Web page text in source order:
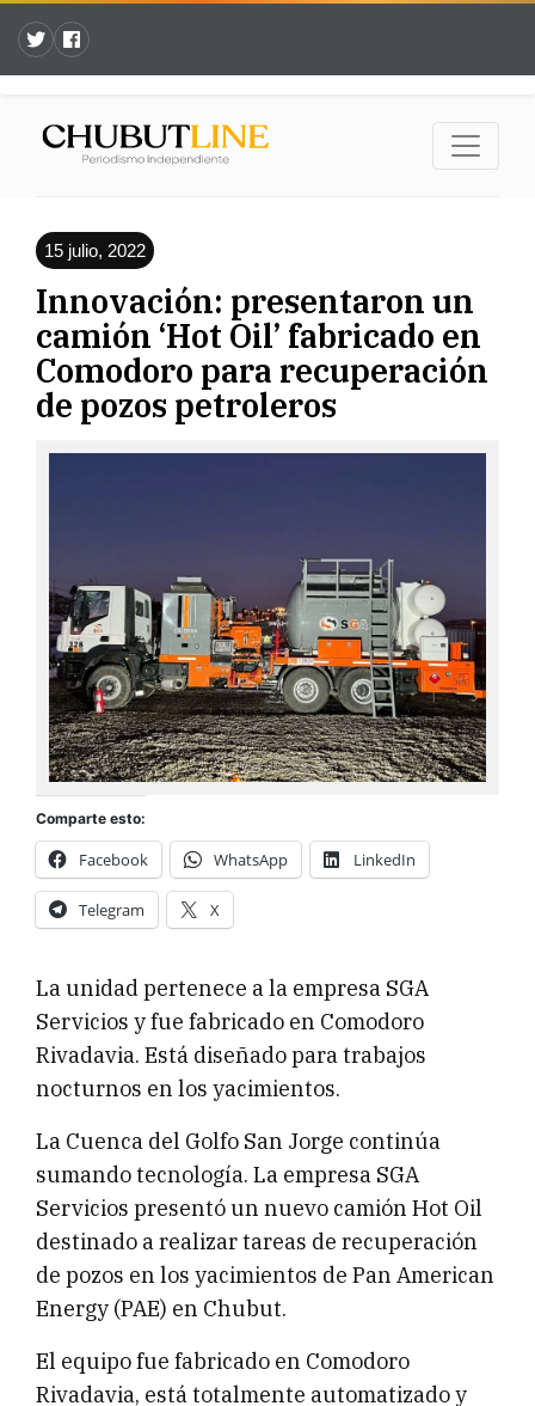
15 julio, 2022
Innovación: presentaron un
camión ‘Hot Oil’ fabricado en
Comodoro para recuperación
de pozos petroleros
Comparte esto:
Facebook WhatsApp LinkedIn
Telegram X
La unidad pertenece a la empresa SGA
Servicios y fue fabricado en Comodoro
Rivadavia. Está diseñado para trabajos
nocturnos en los yacimientos.
La Cuenca del Golfo San Jorge continúa
sumando tecnología. La empresa SGA
Servicios presentó un nuevo camión Hot Oil
destinado a realizar tareas de recuperación
de pozos en los yacimientos de Pan American
Energy (PAE) en Chubut.
El equipo fue fabricado en Comodoro
Rivadavia, está totalmente automatizado y